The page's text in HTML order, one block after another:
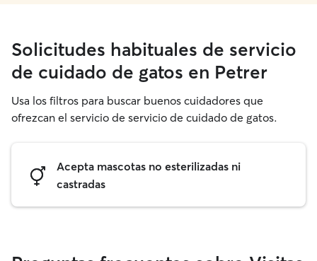
Solicitudes habituales de servicio
de cuidado de gatos en Petrer
Usa los filtros para buscar buenos cuidadores que
ofrezcan el servicio de servicio de cuidado de gatos.
Acepta mascotas no esterilizadas ni
castradas